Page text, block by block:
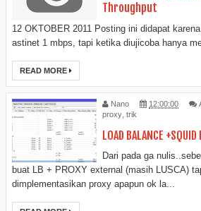
Throughput
12 OKTOBER 2011 Posting ini didapat
astinet 1 mbps, tapi ketika diujicoba hanya
READ MORE
Nano 12:00:00
proxy trik
LOAD BALANCE +SQUID
Dari pada ga
buat LB + PROXY external (masih LUSCA)
dimplementasikan proxy apapun ok la...